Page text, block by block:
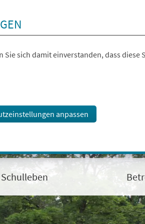
sich damit einverstanden, dass diese
anpassen
Schulleben